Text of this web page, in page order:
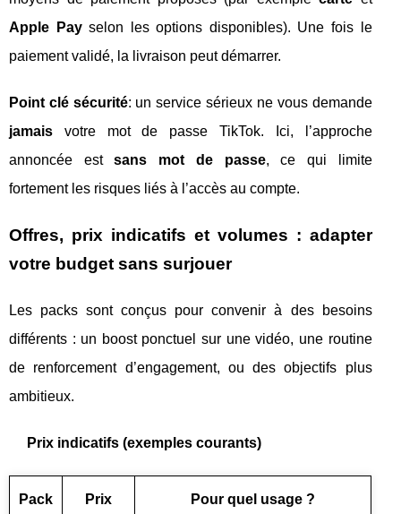
Apple Payselon les options disponibles). Une fois le
paiement validé, la livraison peut démarrer.
Point clé sécurité: un service sérieux ne vous demande
jamais votre mot de passe TikTok. Ici, l’approche
annoncée estsans mot de passe, ce qui limite
fortement les risques liés à l’accès au compte.
Offres, prix indicatifs et volumes : adapter
votre budget sans surjouer
Les packs sont conçus pour convenir à des besoins
différents : un boost ponctuel sur une vidéo, une routine
de renforcement d’engagement, ou des objectifs plus
ambitieux.
Prix indicatifs (exemples courants)
Pack
Prix
Pour quel usage ?